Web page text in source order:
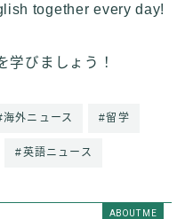
together every day!
学びましょう！
海外ニュース #留学
#英語ニュース
ABOUT ME